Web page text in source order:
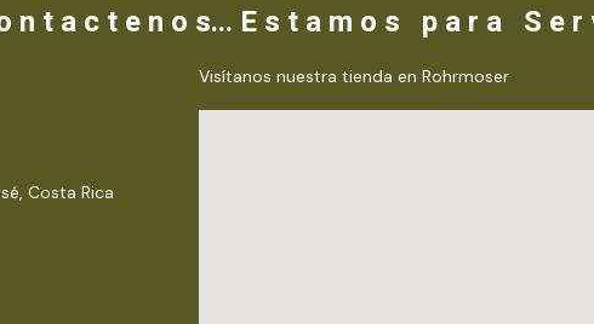
n t a c t e n o s... E s t a m o s p a r a S e r
Costa Rica
Visítanos nuestra tienda en Rohrmoser